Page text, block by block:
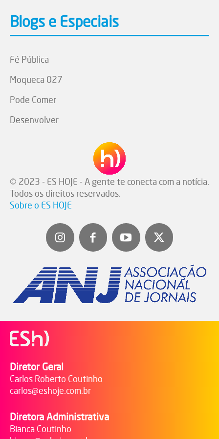
Blogs e Especiais
Fé Pública
Moqueca 027
Pode Comer
Desenvolver
© 2023 - ES HOJE - A gente te conecta com a notícia.
Todos os direitos reservados.
Sobre o ES HOJE
Diretor Geral
Carlos Roberto Coutinho
carlos@eshoje.com.br
Diretora Administrativa
Bianca Coutinho